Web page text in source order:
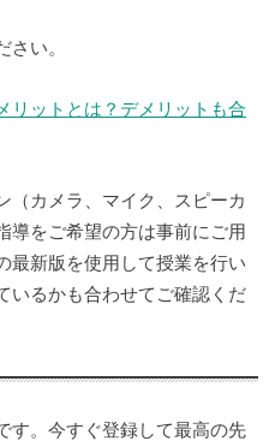
さい。
リットとは？デメリットも合
（カメラ、マイク、スピーカ
導をご希望の方は事前にご用
最新版を使用して授業を行い
いるかも合わせてご確認くだ
す。今すぐ登録して最高の先